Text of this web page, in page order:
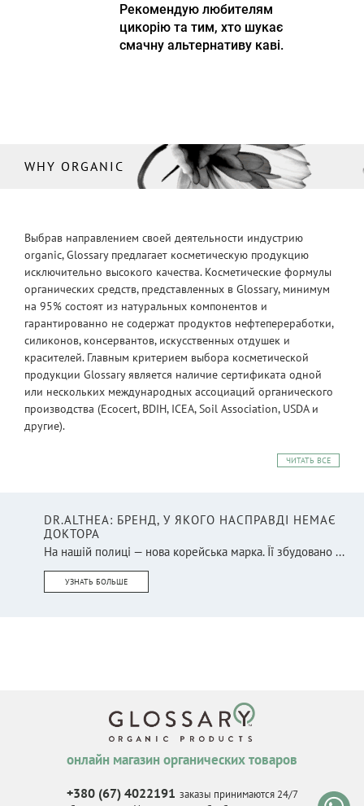
Рекомендую любителям
цикорію та тим, хто шукає
смачну альтернативу каві.
WHY ORGANIC
Выбрав направлением своей деятельности индустрию
organic, Glossary предлагает косметическую продукцию
исключительно высокого качества. Косметические формулы
органических средств, представленных в Glossary, минимум
на 95% состоят из натуральных компонентов и
гарантированно не содержат продуктов нефтепереработки,
силиконов, консервантов, искусственных отдушек и
красителей. Главным критерием выбора косметической
продукции Glossary является наличие сертификата одной
или нескольких международных ассоциаций органического
производства (Ecocert, BDIH, ICEA, Soil Association, USDA и
другие).
ЧИТАТЬ ВСЕ
DR.ALTHEA: БРЕНД, У ЯКОГО НАСПРАВДІ НЕМАЄ
ДОКТОРА
На нашій полиці — нова корейська марка. Її збудовано ...
УЗНАТЬ БОЛЬШЕ
онлайн магазин органических товаров
+380 (67) 4022191 заказы принимаются 24/7